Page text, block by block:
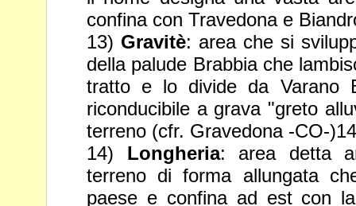
confina con Travedona e
13) Gravitè: area che si
della palude Brabbia che
tratto e lo divide da Varano
riconducibile a grava "greto
terreno (cfr. Gravedona -CO-
14) Longheria: area detta
terreno di forma allungata
paese e confina ad est con